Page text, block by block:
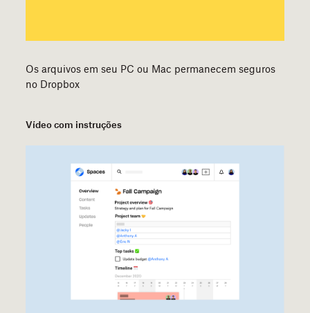
Os arquivos em seu PC ou Mac permanecem seguros
no Dropbox
Vídeo com instruções